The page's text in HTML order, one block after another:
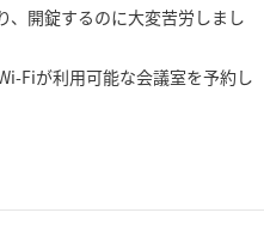
、開錠するのに大変苦労しまし
Fiが利用可能な会議室を予約し